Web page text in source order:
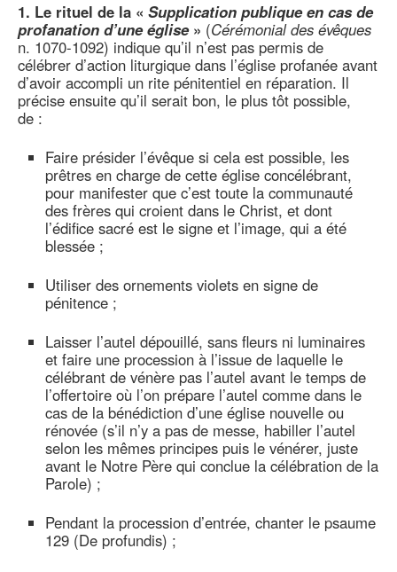
1. Le rituel de la « Supplication publique en cas de
profanation d’une église» (Cérémonial des évêques
n. 1070-1092) indique qu’il n’est pas permis de
célébrer d’action liturgique dans l’église profanée avant
d’avoir accompli un rite pénitentiel en réparation. Il
précise ensuite qu’il serait bon, le plus tôt possible,
de :
Faire présider l’évêque si cela est possible, les
prêtres en charge de cette église concélébrant,
pour manifester que c’est toute la communauté
des frères qui croient dans le Christ, et dont
l’édifice sacré est le signe et l’image, qui a été
blessée ;
Utiliser des ornements violets en signe de
pénitence ;
Laisser l’autel dépouillé, sans fleurs ni luminaires
et faire une procession à l’issue de laquelle le
célébrant de vénère pas l’autel avant le temps de
l’offertoire où l’on prépare l’autel comme dans le
cas de la bénédiction d’une église nouvelle ou
rénovée (s’il n’y a pas de messe, habiller l’autel
selon les mêmes principes puis le vénérer, juste
avant le Notre Père qui conclue la célébration de la
Parole) ;
Pendant la procession d’entrée, chanter le psaume
129 (De profundis) ;